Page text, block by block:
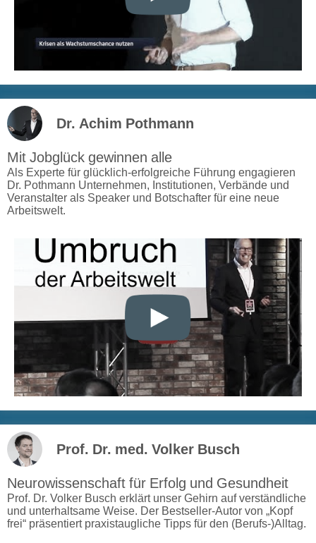
Dr. Achim Pothmann
Mit Jobglück gewinnen alle
Als Experte für glücklich-erfolgreiche Führung engagieren
Dr. Pothmann Unternehmen, Institutionen, Verbände und
Veranstalter als Speaker und Botschafter für eine neue
Arbeitswelt.
Prof. Dr. med. Volker Busch
Neurowissenschaft für Erfolg und Gesundheit
Prof. Dr. Volker Busch erklärt unser Gehirn auf verständliche
und unterhaltsame Weise. Der Bestseller-Autor von „Kopf
frei“ präsentiert praxistaugliche Tipps für den (Berufs-)Alltag.